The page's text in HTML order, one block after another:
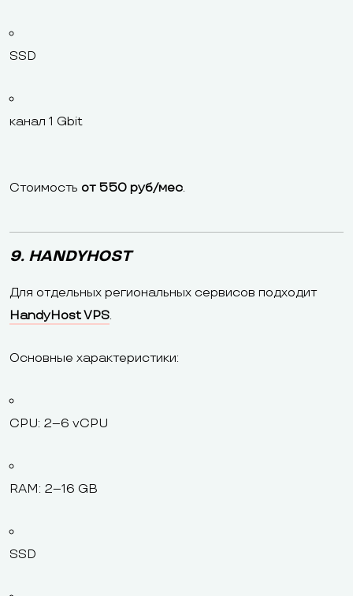
SSD
канал 1 Gbit
Стоимость от 550 руб/мес.
9. HANDYHOST
Для отдельных региональных сервисов подходит
HandyHost VPS.
Основные характеристики:
CPU: 2–6 vCPU
RAM: 2–16 GB
SSD